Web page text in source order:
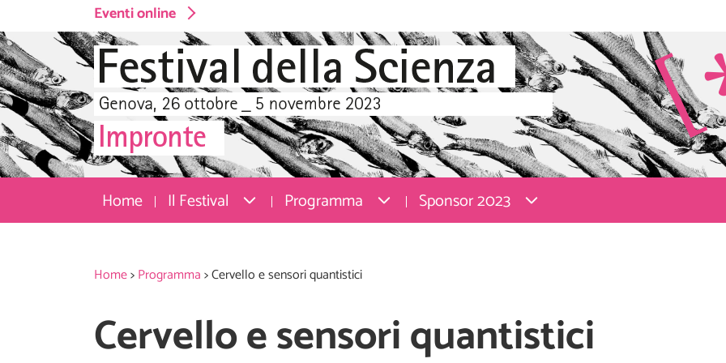
Eventi online
Home Il Festival Programma Sponsor 2023
Home> Programma>Cervello e sensori quantistici
Cervello e sensori quantistici